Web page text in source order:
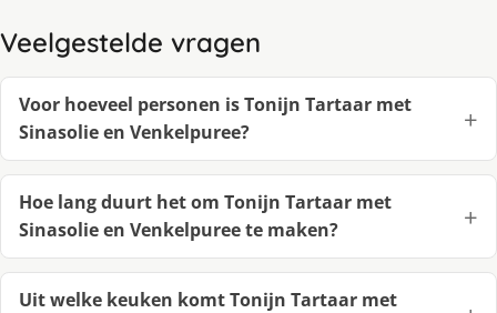
Veelgestelde vragen
Voor hoeveel personen is Tonijn Tartaar met
Sinasolie en Venkelpuree?
Hoe lang duurt het om Tonijn Tartaar met
Sinasolie en Venkelpuree te maken?
Uit welke keuken komt Tonijn Tartaar met